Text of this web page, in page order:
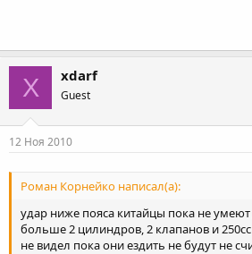
X xdarf
Guest
12 Ноя 2010
Роман Корнейко написал(а):
удар ниже пояса китайцы пока не
больше 2 цилиндров, 2 клапанов и
не видел пока они ездить не будут не